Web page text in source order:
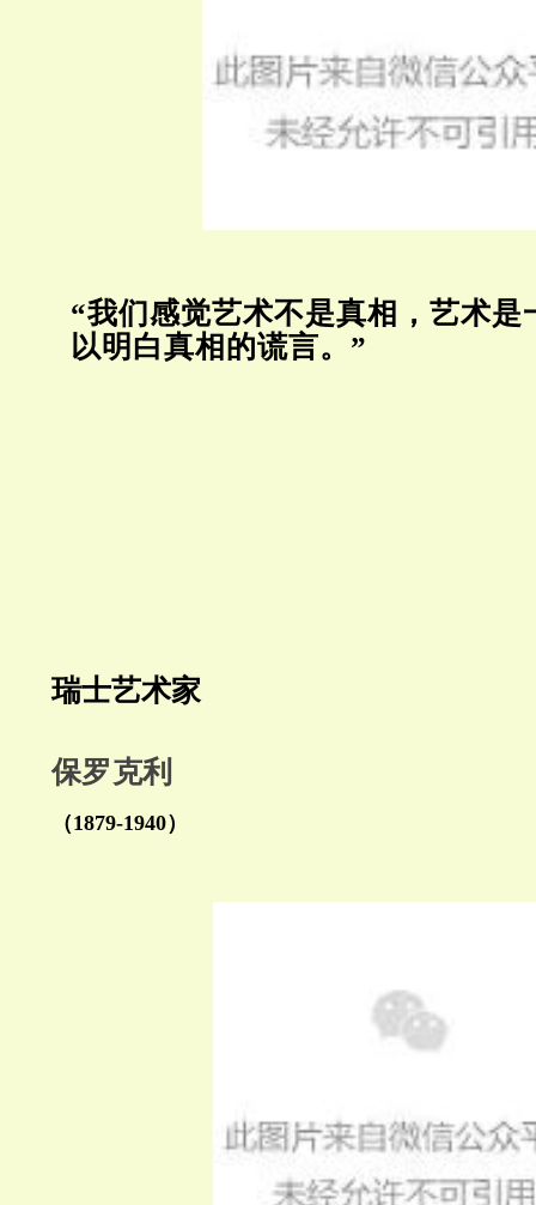
“我们感觉艺术不是真相，艺术是
以明白真相的谎言。”
瑞士艺术家
保罗克利
（1879-1940）